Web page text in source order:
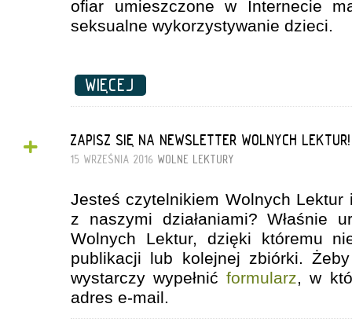
ofiar umieszczone w Internecie
seksualne wykorzystywanie dzieci.
WIĘCEJ
+ ZAPISZ SIĘ NA NEWSLETTER WOLNYCH LEKTUR!
15 WRZEŚNIA 2016 WOLNE LEKTURY
Jesteś czytelnikiem Wolnych
z naszymi działaniami? Właśnie
Wolnych Lektur, dzięki któremu
publikacji lub kolejnej zbiórki.
wystarczy wypełnićformularz, w
adres e-mail.